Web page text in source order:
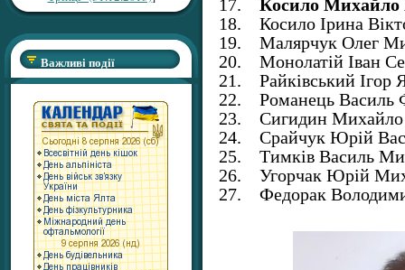
Важливі події
17. Косило Михайло
18. Косило Ірина
19. Малярчук Олег
20. Монолатій Іван
21. Райківський Ігор
22. Романець Василь
23. Сигидин Михайло
24. Срайчук Юрій
25. Тимків Василь
26. Угорчак Юрій
27. Федорак